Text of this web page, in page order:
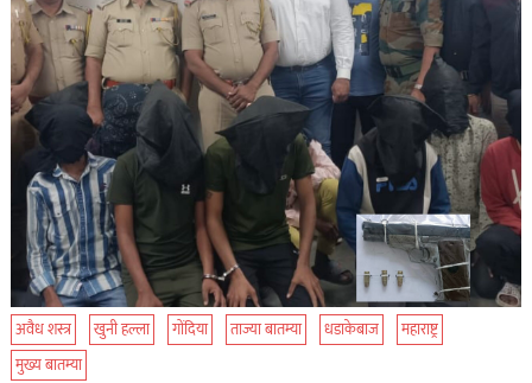
अवैध शस्त्र खुनी हल्ला गोंदिया ताज्या बातम्या धडाकेबाज
महाराष्ट्र
मुख्य बातम्या